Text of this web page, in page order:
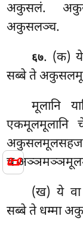
📜
अकुसलं.
अकुसलञ्च.
६७. (क)
सब्बे ते
मूलानि
एकमूलमूलानि
च
(ख) ये
सब्बे ते धम्मा